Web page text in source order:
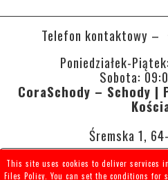
This site uses cookies to deliver services
Files Policy . You can set the conditions for
Telefon kontaktowy –
Poniedziałek-
Sobota:
CoraSchody – Schody
Śremska 1,
VIEW FULL